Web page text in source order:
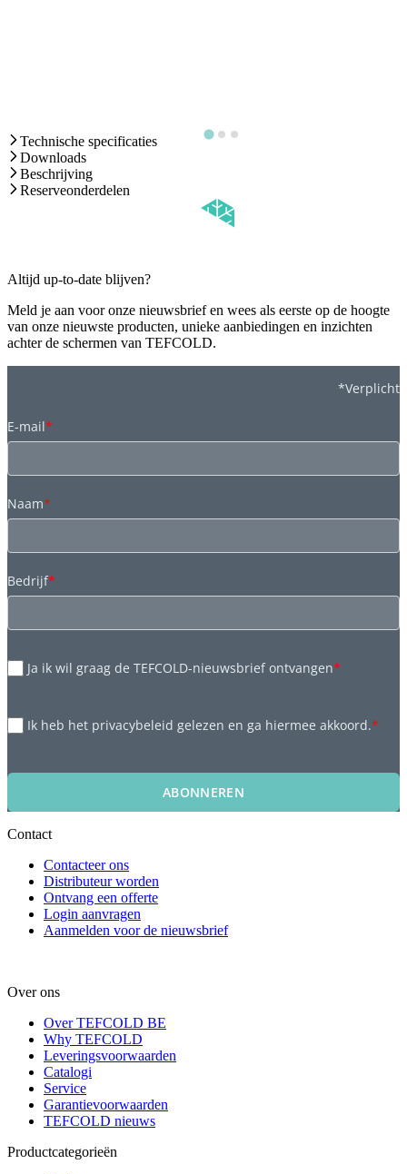
Technische specificaties
Downloads
Beschrijving
Reserveonderdelen
Altijd up-to-date blijven?
Meld je aan voor onze nieuwsbrief en wees als eerste op de hoogte
van onze nieuwste producten, unieke aanbiedingen en inzichten
achter de schermen van TEFCOLD.
*Verplicht
E-mail*
Naam*
Bedrijf*
Ja ik wil graag de TEFCOLD-nieuwsbrief ontvangen*
Ik heb het privacybeleid gelezen en ga hiermee akkoord.*
ABONNEREN
Contact
Contacteer ons
Distributeur worden
Ontvang een offerte
Login aanvragen
Aanmelden voor de nieuwsbrief
Over ons
Over TEFCOLD BE
Why TEFCOLD
Leveringsvoorwaarden
Catalogi
Service
Garantievoorwaarden
TEFCOLD nieuws
Productcategorieën